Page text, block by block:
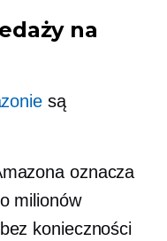
na
są
oznacza
milionów
konieczności